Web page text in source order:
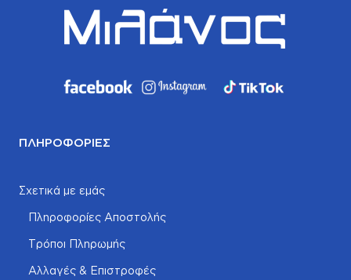
ΠΛΗΡΟΦΟΡΊΕΣ
Σχετικά με εμάς
Πληροφορίες Αποστολής
Τρόποι Πληρωμής
Αλλαγές & Επιστροφές